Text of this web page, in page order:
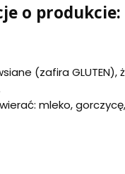
o produkcie:
(zafira GLUTEN),
mleko,